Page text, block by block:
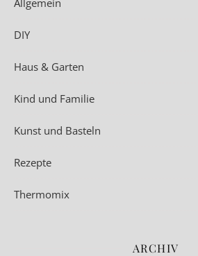
Allgemein
DIY
Haus & Garten
Kind und Familie
Kunst und Basteln
Rezepte
Thermomix
ARCHIV